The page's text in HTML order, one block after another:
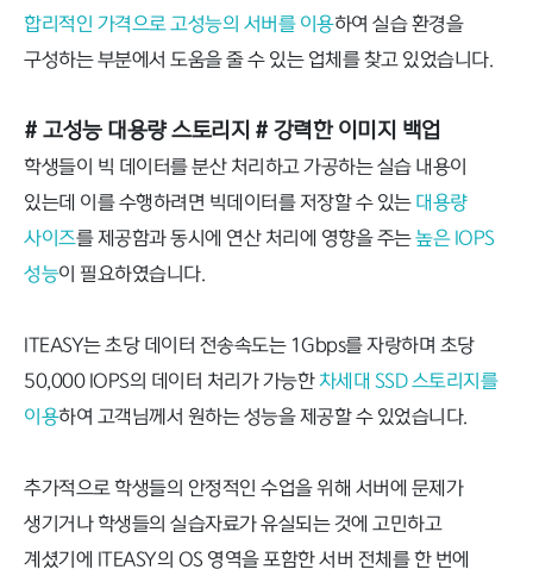
합리적인 가격으로 고성능의 서버를 이용하여 실습 환경을
구성하는 부분에서 도움을 줄 수 있는 업체를 찾고 있었습니다.
# 고성능 대용량 스토리지 # 강력한 이미지 백업
학생들이 빅 데이터를 분산 처리하고 가공하는 실습 내용이
있는데 이를 수행하려면 빅데이터를 저장할 수 있는 대용량
사이즈를 제공함과 동시에 연산 처리에 영향을 주는높은 IOPS
성능이 필요하였습니다.
ITEASY는 초당 데이터 전송속도는 1Gbps를 자랑하며 초당
50,000 IOPS의 데이터 처리가 가능한차세대 SSD 스토리지를
이용하여 고객님께서 원하는 성능을 제공할 수 있었습니다.
추가적으로 학생들의 안정적인 수업을 위해 서버에 문제가
생기거나 학생들의 실습자료가 유실되는 것에 고민하고
계셨기에 ITEASY의 OS 영역을 포함한 서버 전체를 한 번에